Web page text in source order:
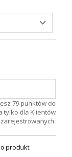
79 punktów do
tylko dla Klientów
zarejestrowanych.
produkt